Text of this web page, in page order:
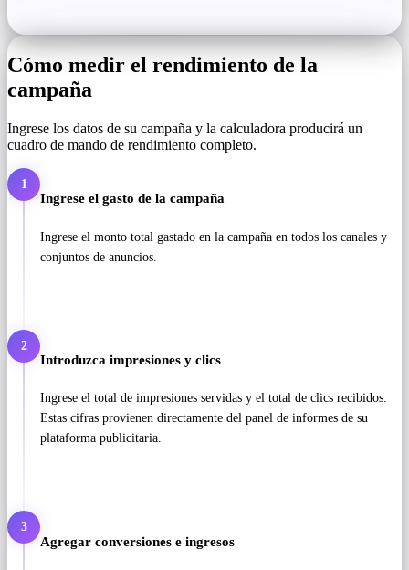
Cómo medir el rendimiento de la
campaña
Ingrese los datos de su campaña y la calculadora producirá un
cuadro de mando de rendimiento completo.
1
Ingrese el gasto de la campaña
Ingrese el monto total gastado en la campaña en todos los canales y
conjuntos de anuncios.
2
Introduzca impresiones y clics
Ingrese el total de impresiones servidas y el total de clics recibidos.
Estas cifras provienen directamente del panel de informes de su
plataforma publicitaria.
3
Agregar conversiones e ingresos